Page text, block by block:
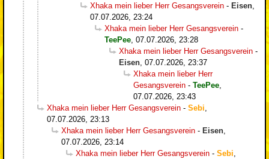
Xhaka mein lieber Herr Gesangsverein - Eisen
07.07.2026, 23:24
Xhaka mein lieber Herr Gesangsverein -
TeePee 07.07.2026, 23:28
Xhaka mein lieber Herr Gesangsverein -
Eisen 07.07.2026, 23:37
Xhaka mein lieber Herr
Gesangsverein - TeePee
07.07.2026, 23:43
Xhaka mein lieber Herr Gesangsverein - Sebi
07.07.2026, 23:13
Xhaka mein lieber Herr Gesangsverein - Eisen
07.07.2026, 23:14
Xhaka mein lieber Herr Gesangsverein - Sebi